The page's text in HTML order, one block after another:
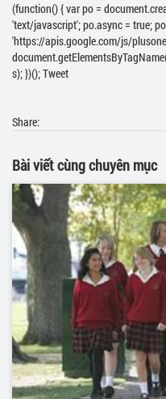
(function() { var po =
'text/javascript'; po.async = true;
'https://apis.google.com/js/
s); })(); Tweet
Share:
Bài viết cùng chuyên mục